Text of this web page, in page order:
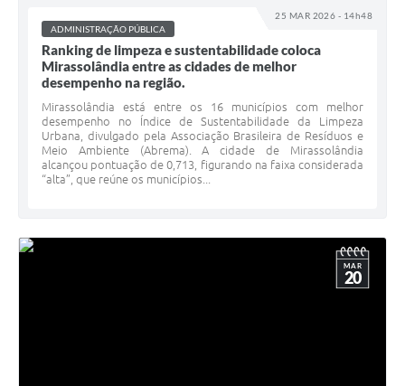
25 MAR 2026 - 14h48
ADMINISTRAÇÃO PÚBLICA
Ranking de limpeza e sustentabilidade coloca
Mirassolândia entre as cidades de melhor
desempenho na região.
Mirassolândia está entre os 16 municípios com melhor
desempenho no Índice de Sustentabilidade da Limpeza
Urbana, divulgado pela Associação Brasileira de Resíduos e
Meio Ambiente (Abrema). A cidade de Mirassolândia
alcançou pontuação de 0,713, figurando na faixa considerada
“alta”, que reúne os municípios...
MAR
20